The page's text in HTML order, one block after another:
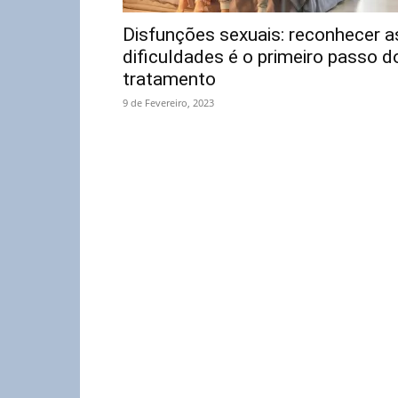
Disfunções sexuais: reconhecer
dificuldades é o primeiro passo
tratamento
9 de Fevereiro, 2023